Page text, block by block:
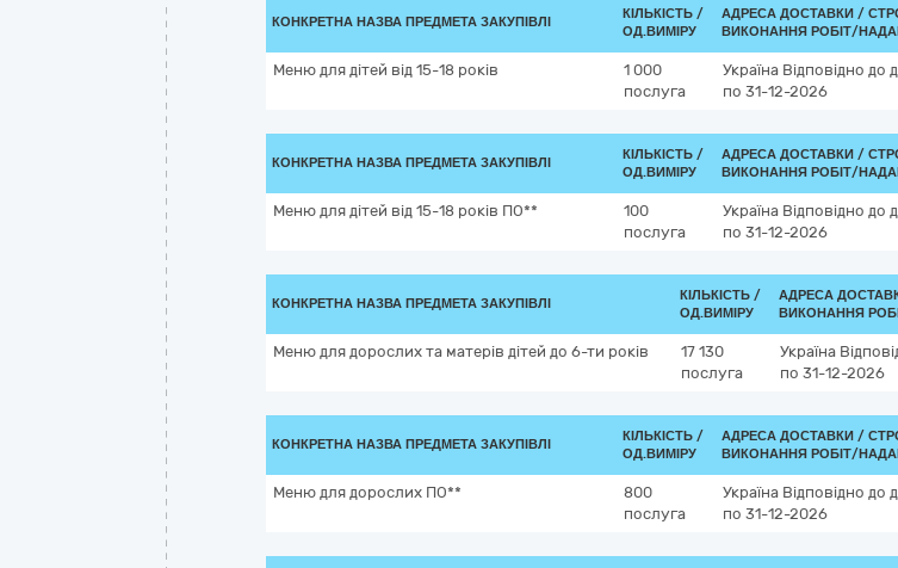
КОНКРЕТНА НАЗВА ПРЕДМЕТА ЗАКУПІВЛІ
КІЛЬКІСТЬ /
ОД.ВИМІРУ
АДРЕСА ДОСТАВКИ /
ВИКОНАННЯ РОБІТ/
Меню для дітей від 15-18 років
1 000
послуга
Україна Відповідно до
по 31-12-2026
КОНКРЕТНА НАЗВА ПРЕДМЕТА ЗАКУПІВЛІ
КІЛЬКІСТЬ /
ОД.ВИМІРУ
АДРЕСА ДОСТАВКИ /
ВИКОНАННЯ РОБІТ/
Меню для дітей від 15-18 років ПО**
100
послуга
Україна Відповідно до
по 31-12-2026
КОНКРЕТНА НАЗВА ПРЕДМЕТА ЗАКУПІВЛІ
КІЛЬКІСТЬ /
ОД.ВИМІРУ
АДРЕСА
ВИКОНАННЯ
Меню для дорослих та матерів дітей до 6-ти років
17 130
послуга
Україна
по 31-12-2026
КОНКРЕТНА НАЗВА ПРЕДМЕТА ЗАКУПІВЛІ
КІЛЬКІСТЬ /
ОД.ВИМІРУ
АДРЕСА ДОСТАВКИ /
ВИКОНАННЯ РОБІТ/
Меню для дорослих ПО**
800
послуга
Україна Відповідно до
по 31-12-2026